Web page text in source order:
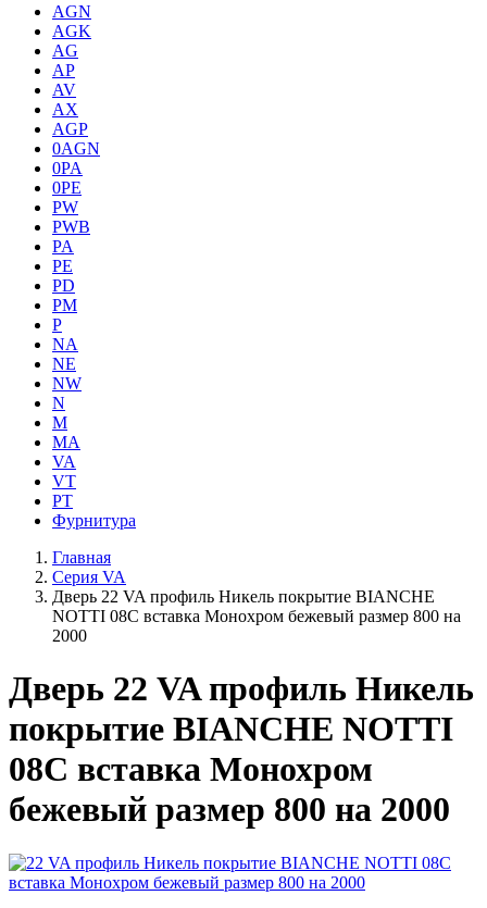
AGN
AGK
AG
AP
AV
AX
AGP
0AGN
0PA
0PE
PW
PWB
PA
PE
PD
PM
P
NA
NE
NW
N
M
MA
VA
VT
PT
Фурнитура
Главная
Серия VA
Дверь 22 VA профиль Никель покрытие BIANCHE
NOTTI 08C вставка Монохром бежевый размер 800 на
2000
Дверь 22 VA профиль Никель
покрытие BIANCHE NOTTI
08C вставка Монохром
бежевый размер 800 на 2000